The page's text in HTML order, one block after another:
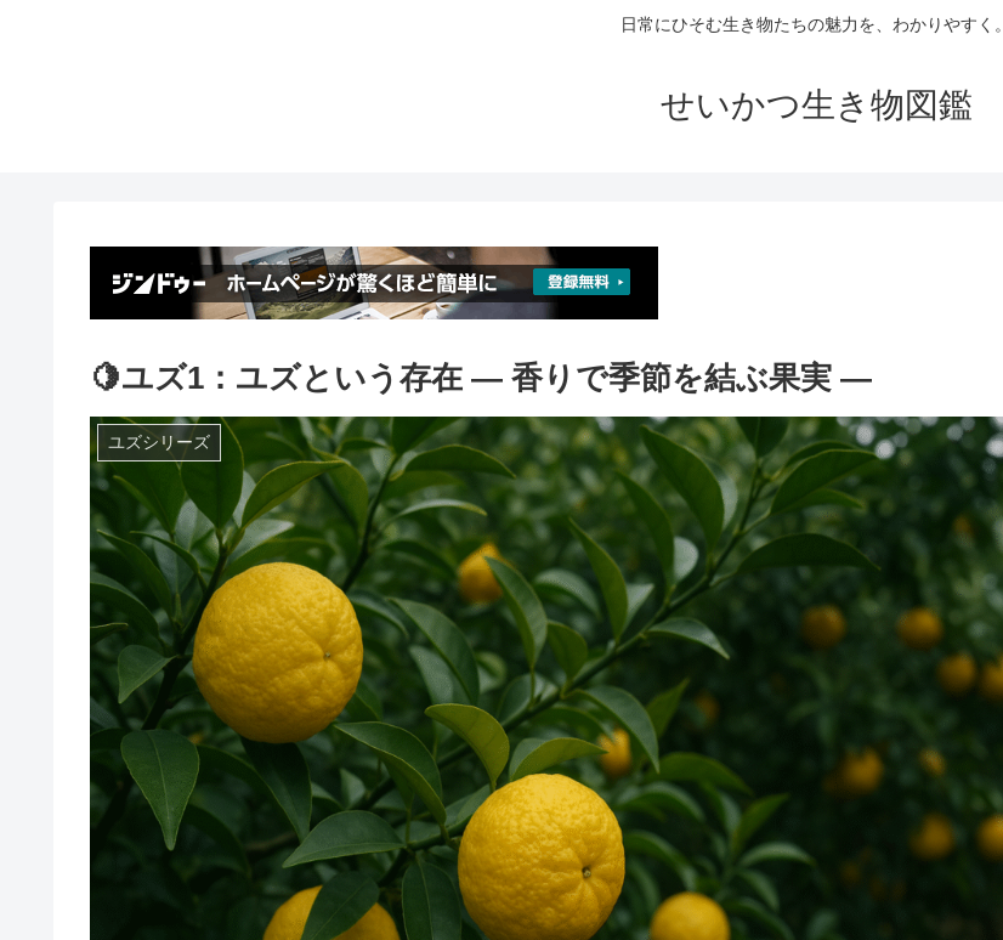
日常にひそむ生き物たちの魅力を、わかりやすく。
せいかつ生き物図鑑
🍋ユズ1：ユズという存在 ― 香りで季節を結ぶ果実 ―
ユズシリーズ